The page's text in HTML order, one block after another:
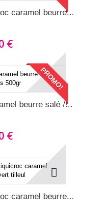
caramel beurre...
€
PROMO!
beurre salé /...
€
caramel beurre...